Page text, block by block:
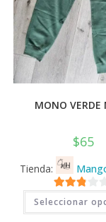
MONO VERDE
$65
Tienda:
2.71
de 5
Seleccionar